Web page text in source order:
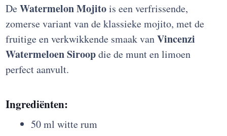
DeWatermelon Mojitois een verfrissende,
zomerse variant van de klassieke mojito, met de
fruitige en verkwikkende smaak vanVincenzi
Watermeloen Siroopdie de munt en limoen
perfect aanvult.
Ingrediënten:
50 ml witte rum